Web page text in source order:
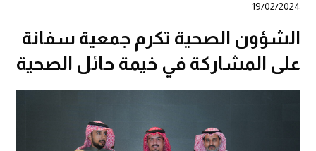
19/02/2024
الشؤون الصحية تكرم جمعية سفانة
على المشاركة في خيمة حائل الصحية